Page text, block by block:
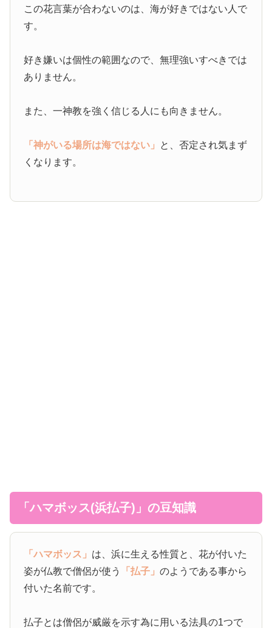
この花言葉が合わないのは、海が好きではない人で
す。
好き嫌いは個性の範囲なので、無理強いすべきでは
ありません。
また、一神教を強く信じる人にも向きません。
「神がいる場所は海ではない」 と、否定され気まず
くなります。
「ハマボッス(浜払子)」の豆知識
「ハマボッス」 は、浜に生える性質と、花が付いた
姿が仏教で僧侶が使う
「払子」のようである事から
付いた名前です。
払子とは僧侶が威厳を示す為に用いる法具の1つで